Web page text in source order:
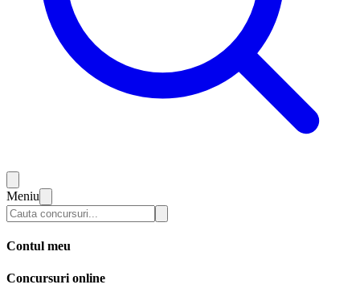
Meniu
Contul meu
Concursuri online